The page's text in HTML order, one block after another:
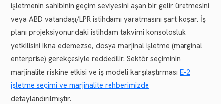
işletmenin sahibinin geçim seviyesini aşan bir gelir üretmesini
veya ABD vatandaşı/LPR istihdamı yaratmasını şart koşar. İş
planı projeksiyonundaki istihdam takvimi konsolosluk
yetkilisini ikna edemezse, dosya marjinal işletme (marginal
enterprise) gerekçesiyle reddedilir. Sektör seçiminin
marjinalite riskine etkisi ve iş modeli karşılaştırması E-2
işletme seçimi ve marjinalite rehberimizde
detaylandırılmıştır.